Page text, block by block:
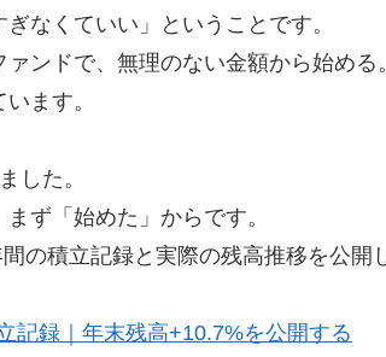
なくていい」ということです。
ンドで、無理のない金額から始める。
ます。
した。
ず「始めた」からです。
の積立記録と実際の残高推移を公開
記録｜年末残高+10.7%を公開する